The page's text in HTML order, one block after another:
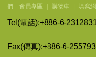
們
會員專區 | 購物車 | 填寫
Tel(電話):+886-6-
Fax(傳真):+886-6-